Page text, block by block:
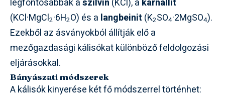
(KCl·MgCl2·6H2O) és a langbeinit (K2SO4·2MgSO4).
Ezekből az ásványokból állítják elő a
mezőgazdasági kálisókat különböző feldolgozási
eljárásokkal.
Bányászati módszerek
A kálisók kinyerése két fő módszerrel történhet: